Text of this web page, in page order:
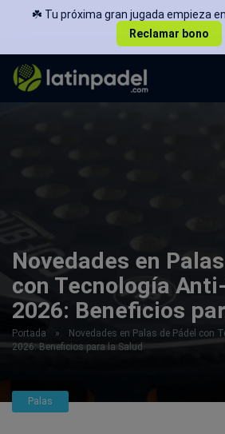
Novedades en
con Tecnología
2026: Beneficios
Portada »
Novedades en Palas de Pádel con
2026: Beneficios para la Salud
Palas
☘️ Tu próxima gran jugada empieza en
Reclamar bono